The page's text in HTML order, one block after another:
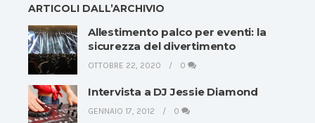
ARTICOLI DALL’ARCHIVIO
Allestimento palco per eventi: la
sicurezza del divertimento
OTTOBRE 22, 2020 0
Intervista a DJ Jessie Diamond
GENNAIO 17, 2012 0